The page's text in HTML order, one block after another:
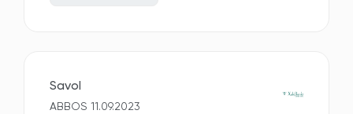
Savol
ABBOS 11.09.2023